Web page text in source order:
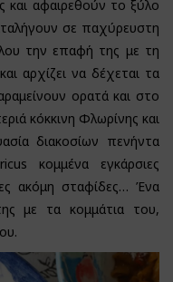
αφαιρεθούν το ξύλο
σε παχύρευστη
την επαφή της με τη
αρχίζει να δέχεται τα
ορατά και στο
κόκκινη Φλωρίνης και
διακοσίων πενήντα
κομμένα εγκάρσιες
ακόμη σταφίδες… Ένα
με τα κομμάτια του,